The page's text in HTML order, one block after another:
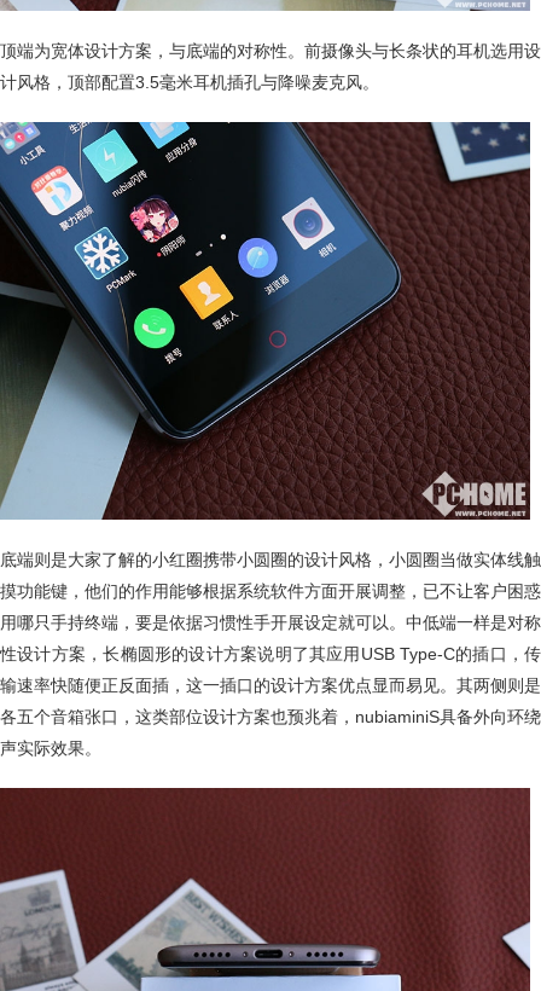
顶端为宽体设计方案，与底端的对称性。前摄像头与长条状的耳机选用设
计风格，顶部配置3.5毫米耳机插孔与降噪麦克风。
底端则是大家了解的小红圈携带小圆圈的设计风格，小圆圈当做实体线触
摸功能键，他们的作用能够根据系统软件方面开展调整，已不让客户困惑
用哪只手持终端，要是依据习惯性手开展设定就可以。中低端一样是对称
性设计方案，长椭圆形的设计方案说明了其应用USB Type-C的插口，传
输速率快随便正反面插，这一插口的设计方案优点显而易见。其两侧则是
各五个音箱张口，这类部位设计方案也预兆着，nubiaminiS具备外向环绕
声实际效果。